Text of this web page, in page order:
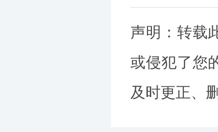
声明：转载
或侵犯了您
及时更正、